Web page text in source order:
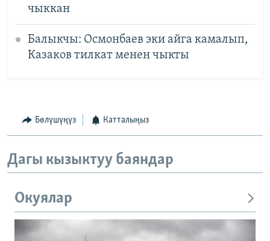
чыккан
Балыкчы: Осмонбаев эки айга камалып,
Казаков тилкат менен чыкты
Бөлүшүңүз Катталыңыз
Дагы кызыктуу баяндар
Окуялар